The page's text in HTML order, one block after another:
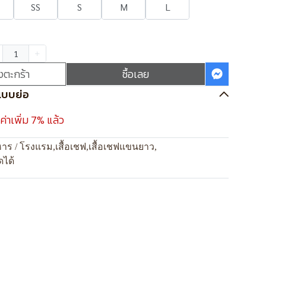
SS S M
L
ะกร้า
ซื้อเลย
บย่อ
าเพิ่ม 7% แล้ว
ร / โรงแรม,เสื้อเชฟ,เสื้อเชฟแขนยาว,
ได้